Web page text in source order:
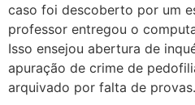
caso foi descoberto por um
professor entregou o
Isso ensejou abertura de
apuração de crime de
arquivado por falta de provas.